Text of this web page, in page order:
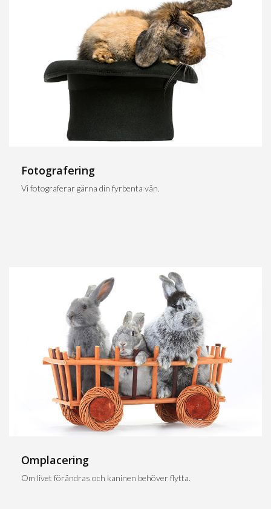
Fotografering
Vi fotograferar gärna din fyrbenta vän.
Omplacering
Om livet förändras och kaninen behöver flytta.